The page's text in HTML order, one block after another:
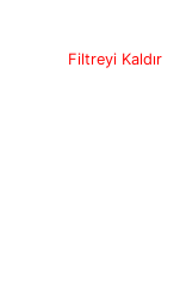
Filtreyi Kaldır